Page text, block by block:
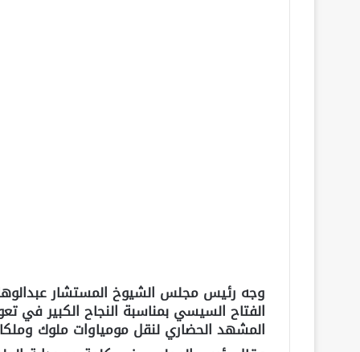
وجه رئيس مجلس الشيوخ المستشار
الفتاح السيسي بمناسبة النجاح الكبير في
المشهد الحضاري لنقل مومياوات ملوك